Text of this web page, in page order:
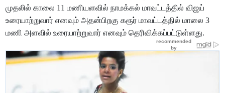
முதலில் காலை 11 மணியளவில் நாமக்கல் மாவட்டத்தில் விஜய்
உரையாற்றுவார் எனவும் அதன்பிறகு கரூர் மாவட்டத்தில் மாலை 3
மணி அளவில் உரையாற்றுவார் எனவும் தெரிவிக்கப்பட்டுள்ளது.